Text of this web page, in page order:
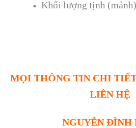
Khối lượng tịnh
MỌI THÔNG TIN CHI
LIÊN HỆ
NGUYỄN ĐÌNH